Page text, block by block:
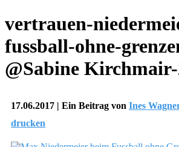
vertrauen-
fussball-ohne-
@Sabine
17.06.2017 | Ein Beitrag von Ines
drucken